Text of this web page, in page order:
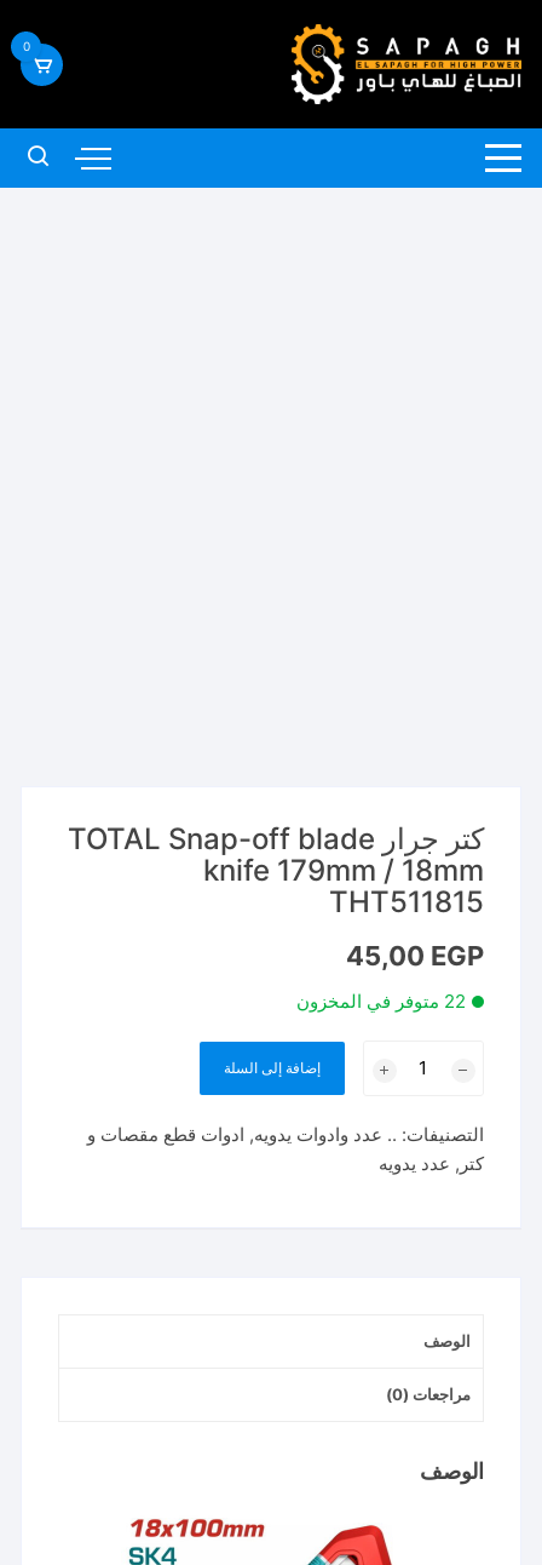
إلى
المحتوى
0
كتر جرار TOTAL Snap-off blade
knife 179mm / 18mm
THT511815
45,00 EGP
22 متوفر في المخزون
TOTAL
Snap-
18mm
إضافة إلى السلة
التصنيفات: .. عدد وادوات يدويه, ادوات قطع مقصات و
كتر , عدد يدويه
الوصف
مراجعات (0)
الوصف